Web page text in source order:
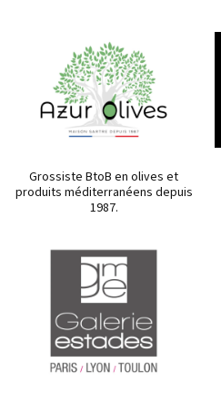
Grossiste BtoB en olives et
produits méditerranéens depuis
1987.